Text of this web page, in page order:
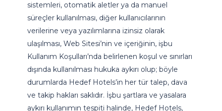
sistemleri, otomatik aletler ya da manuel
süreçler kullanılması, diğer kullanıcılarının
verilerine veya yazılımlarına izinsiz olarak
ulaşılması, Web Sitesi’nin ve içeriğinin, işbu
Kullanım Koşulları’nda belirlenen koşul ve sınırları
dışında kullanılması hukuka aykırı olup; böyle
durumlarda Hedef Hotels’in her tür talep, dava
ve takip hakları saklıdır. İşbu şartlara ve yasalara
aykırı kullanımın tespiti halinde, Hedef Hotels,